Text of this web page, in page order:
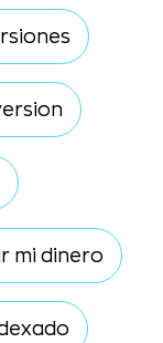
mi dinero